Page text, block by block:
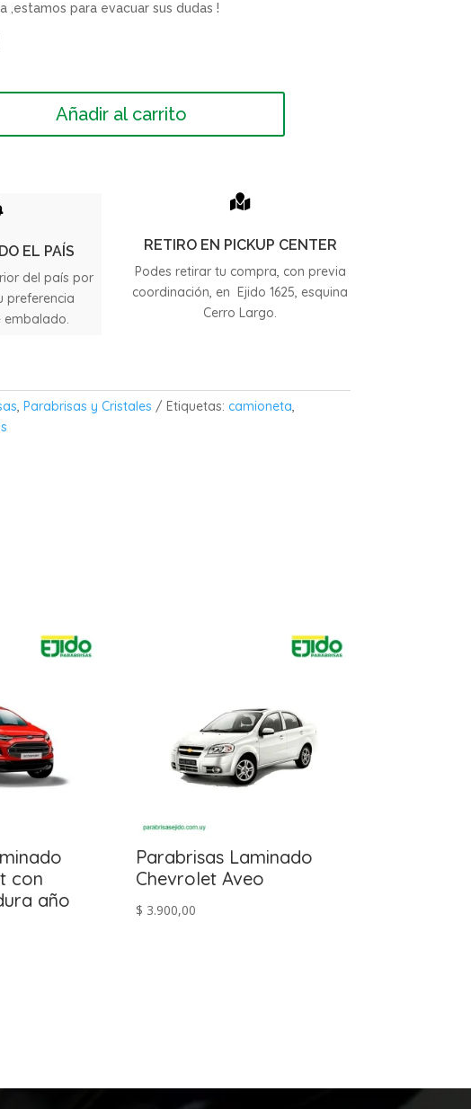
,estamos para evacuar sus dudas !
Añadir al carrito
EL PAÍS
del país por
preferencia
embalado.

RETIRO EN PICKUP CENTER
Podes retirar tu compra, con previa
coordinación, en Ejido 1625, esquina
Cerro Largo.
,Parabrisas y Cristales Etiquetas: camioneta,
con
año
Parabrisas Laminado
Chevrolet Aveo
$ 3.900,00